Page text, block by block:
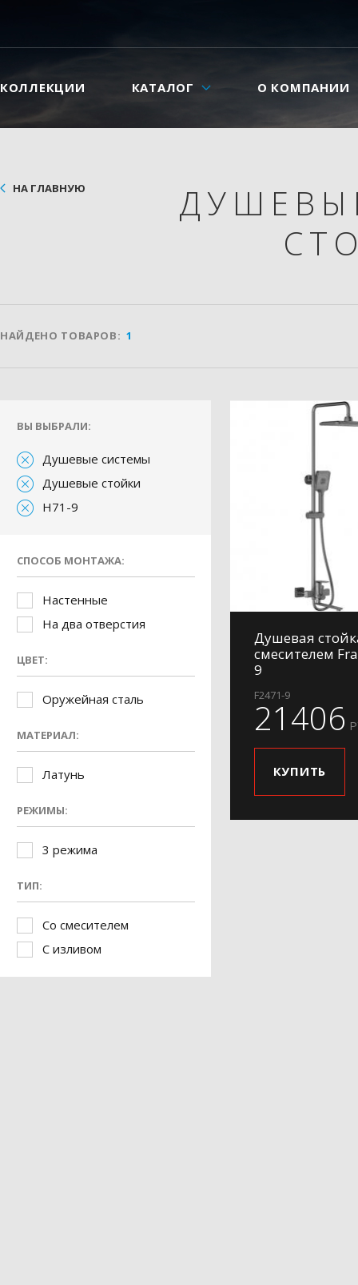
КОЛЛЕКЦИИ КАТАЛОГ О КОМПАНИИ
НА ГЛАВНУЮ
НАЙДЕНО ТОВАРОВ: 1
ВЫ ВЫБРАЛИ:
Душевые системы
Душевые стойки
H71-9
СПОСОБ МОНТАЖА:
Настенные
На два отверстия
ЦВЕТ:
Оружейная сталь
МАТЕРИАЛ:
Латунь
РЕЖИМЫ:
3 режима
ТИП:
Со смесителем
С изливом
Душевая
смесителем
9
F2471-9
21406
КУПИТЬ